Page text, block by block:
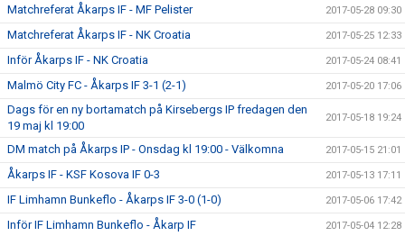
Matchreferat Åkarps IF - MF Pelister 2017-05-28 09:30
Matchreferat Åkarps IF - NK Croatia 2017-05-25 12:33
Inför Åkarps IF - NK Croatia 2017-05-24 08:41
Malmö City FC - Åkarps IF 3-1 (2-1) 2017-05-20 17:06
Dags för en ny bortamatch på Kirsebergs IP fredagen den
19 maj kl 19:00
2017-05-18 19:24
DM match på Åkarps IP - Onsdag kl 19:00 - Välkomna 2017-05-15 21:01
Åkarps IF - KSF Kosova IF 0-3 2017-05-13 17:11
IF Limhamn Bunkeflo - Åkarps IF 3-0 (1-0) 2017-05-06 17:42
Inför IF Limhamn Bunkeflo - Åkarp IF 2017-05-04 12:28